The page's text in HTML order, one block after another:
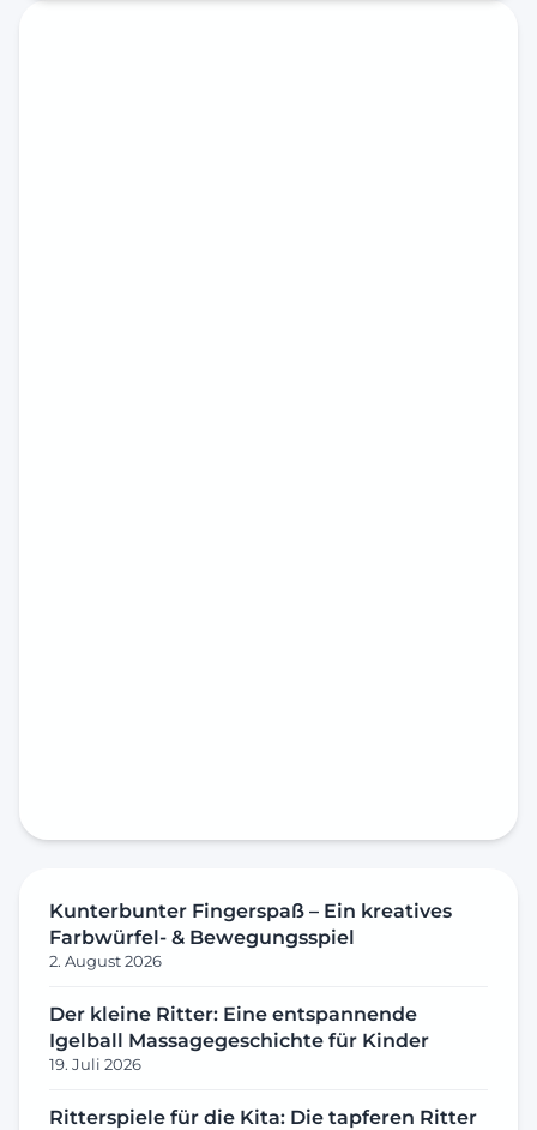
Kunterbunter Fingerspaß – Ein kreatives
Farbwürfel- & Bewegungsspiel
2. August 2026
Der kleine Ritter: Eine entspannende
Igelball Massagegeschichte für Kinder
19. Juli 2026
Ritterspiele für die Kita: Die tapferen Ritter